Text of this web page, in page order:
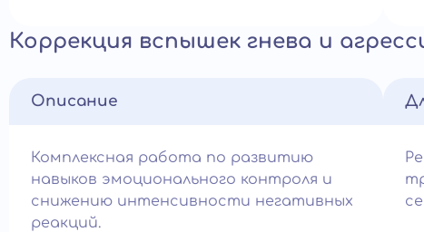
Коррекция вспышек гнева и
Описание
Комплексная работа по развитию
навыков эмоционального контроля и
снижению интенсивности негативных
реакций.